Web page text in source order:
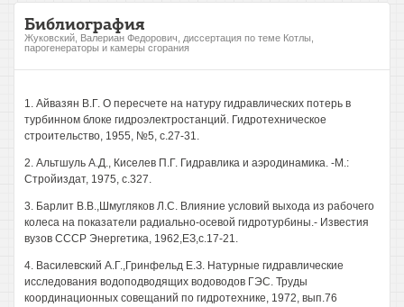
Библиография
Жуковский, Валериан Федорович, диссертация по теме Котлы,
парогенераторы и камеры сгорания
1. Айвазян В.Г. О пересчете на натуру гидравлических потерь в
турбинном блоке гидроэлектростанций. Гидротехническое
строительство, 1955, №5, с.27-31.
2. Альтшуль А.Д., Киселев П.Г. Гидравлика и аэродинамика. -М.:
Стройиздат, 1975, с.327.
3. Барлит В.В.,Шмугляков Л.С. Влияние условий выхода из рабочего
колеса на показатели радиально-осевой гидротурбины.- Известия
вузов СССР Энергетика, 1962,ЕЗ,с.17-21.
4. Василевский А.Г.,Гринфельд Е.З. Натурные гидравлические
исследования водоподводящих водоводов ГЭС. Труды
координационных совещаний по гидротехнике, 1972, вып.76